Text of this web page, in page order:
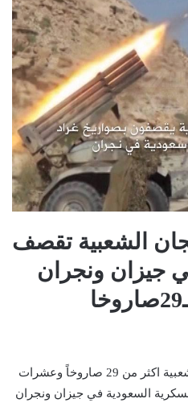
الشعبية تقصف
جيزان ونجران
أطلقت قوات الجيش واللجان الشعبية اكثر من 29 صاروخاً وعشرات
السعودية في جيزان ونجران